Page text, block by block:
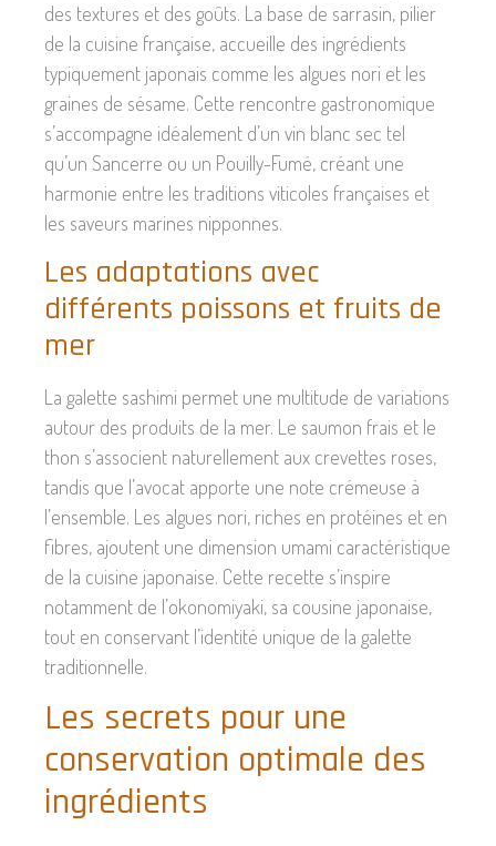
des textures et des goûts. La base de sarrasin, pilier
de la cuisine française, accueille des ingrédients
typiquement japonais comme les algues nori et les
graines de sésame. Cette rencontre gastronomique
s’accompagne idéalement d’un vin blanc sec tel
qu’un Sancerre ou un Pouilly-Fumé, créant une
harmonie entre les traditions viticoles françaises et
les saveurs marines nipponnes.
Les adaptations avec
différents poissons et fruits de
mer
La galette sashimi permet une multitude de variations
autour des produits de la mer. Le saumon frais et le
thon s’associent naturellement aux crevettes roses,
tandis que l’avocat apporte une note crémeuse à
l’ensemble. Les algues nori, riches en protéines et en
fibres, ajoutent une dimension umami caractéristique
de la cuisine japonaise. Cette recette s’inspire
notamment de l’okonomiyaki, sa cousine japonaise,
tout en conservant l’identité unique de la galette
traditionnelle.
Les secrets pour une
conservation optimale des
ingrédients